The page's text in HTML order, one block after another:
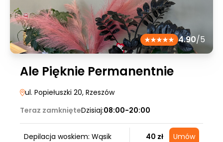
4.90/5
Ale Pięknie Permanentnie
ul. Popiełuszki 20, Rzeszów
Teraz zamknięteDzisiaj:08:00-20:00
Depilacja woskiem: Wąsik 40 zł Umów